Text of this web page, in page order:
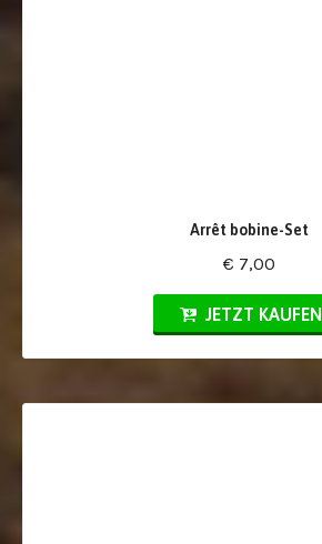
Arrêt bobine-Set
€ 7,00
JETZT KAUFEN